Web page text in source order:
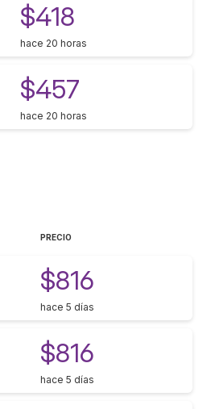
$418
hace 20 horas
$457
hace 20 horas
PRECIO
$816
hace 5 días
$816
hace 5 días